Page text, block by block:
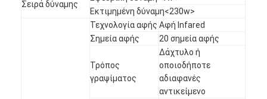
Iboard διαλογικό Whiteboard
στο διαλογικό whiteboard
υπέρυθρο διαλογικό whiteboard
Σειρά δύναμης
Εκτιμημένη δύναμη<230w>
Τεχνολογία αφής Αφή Infared
Σημεία αφής
20 σημεία αφής
Τρόπος
γραψίματος
Δάχτυλο ή
οποιοδήποτε
αδιαφανές
αντικείμενο